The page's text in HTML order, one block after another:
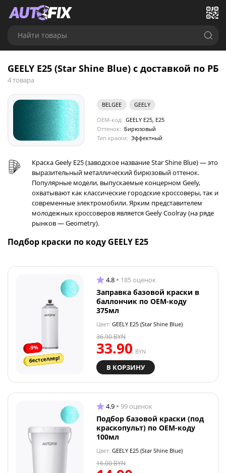
Найти товары
GEELY E25 (Star Shine Blue) с доставкой по РБ
4 товара
BELGEE
GEELY
OEM-код: GEELY E25, E25
Оттенок: Бирюзовый
Тип краски: Эффектный
Краска Geely E25 (заводское название Star Shine Blue) — это
выразительный металлический бирюзовый оттенок.
Популярные модели, выпускаемые концерном Geely,
охватывают как классические городские кроссоверы, так и
современные электромобили. Ярким представителем
молодежных кроссоверов является Geely Coolray (на ряде
рынков — Geometry).
Подбор краски по коду GEELY E25
-9%
бестселлер!
4.8 185 оценок
Заправка базовой краски в
баллончик по OEM-коду
375мл
Цвет: GEELY E25 (Star Shine Blue)
33.90 BYN
36.90BYN
В КОРЗИНУ
4.9 99 оценок
Подбор базовой краски (под
краскопульт) по OEM-коду
100мл
Цвет: GEELY E25 (Star Shine Blue)
16.00BYN